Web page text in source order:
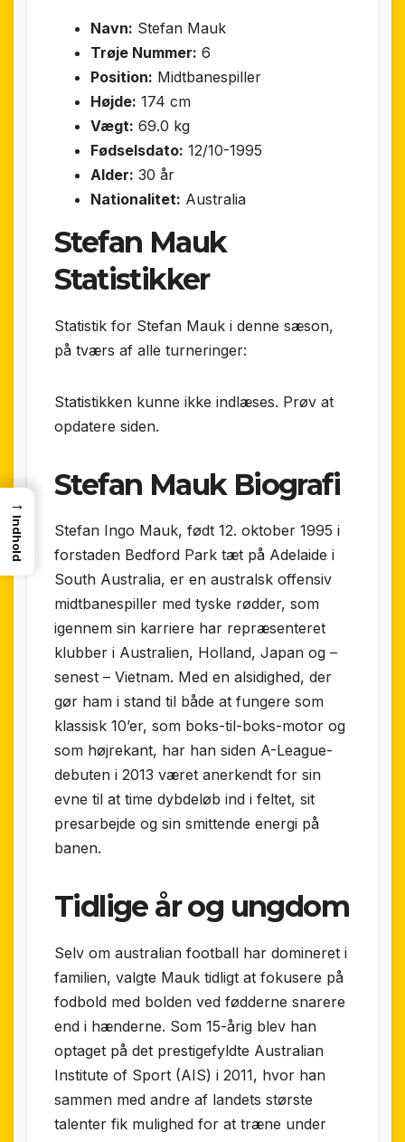
Navn: Stefan Mauk
Trøje Nummer: 6
Position: Midtbanespiller
Højde: 174 cm
Vægt: 69.0 kg
Fødselsdato: 12/10-1995
Alder: 30 år
Nationalitet: Australia
Stefan Mauk
Statistikker
Statistik for Stefan Mauk i denne sæson,
på tværs af alle turneringer:
Statistikken kunne ikke indlæses. Prøv at
opdatere siden.
Stefan Mauk Biografi
Stefan Ingo Mauk, født 12. oktober 1995 i
forstaden Bedford Park tæt på Adelaide i
South Australia, er en australsk offensiv
midtbanespiller med tyske rødder, som
igennem sin karriere har repræsenteret
klubber i Australien, Holland, Japan og –
senest – Vietnam. Med en alsidighed, der
gør ham i stand til både at fungere som
klassisk 10’er, som boks-til-boks-motor og
som højrekant, har han siden A-League-
debuten i 2013 været anerkendt for sin
evne til at time dybdeløb ind i feltet, sit
presarbejde og sin smittende energi på
banen.
Tidlige år og ungdom
Selv om australian football har domineret i
familien, valgte Mauk tidligt at fokusere på
fodbold med bolden ved fødderne snarere
end i hænderne. Som 15-årig blev han
optaget på det prestigefyldte Australian
Institute of Sport (AIS) i 2011, hvor han
sammen med andre af landets største
talenter fik mulighed for at træne under
→
Indhold